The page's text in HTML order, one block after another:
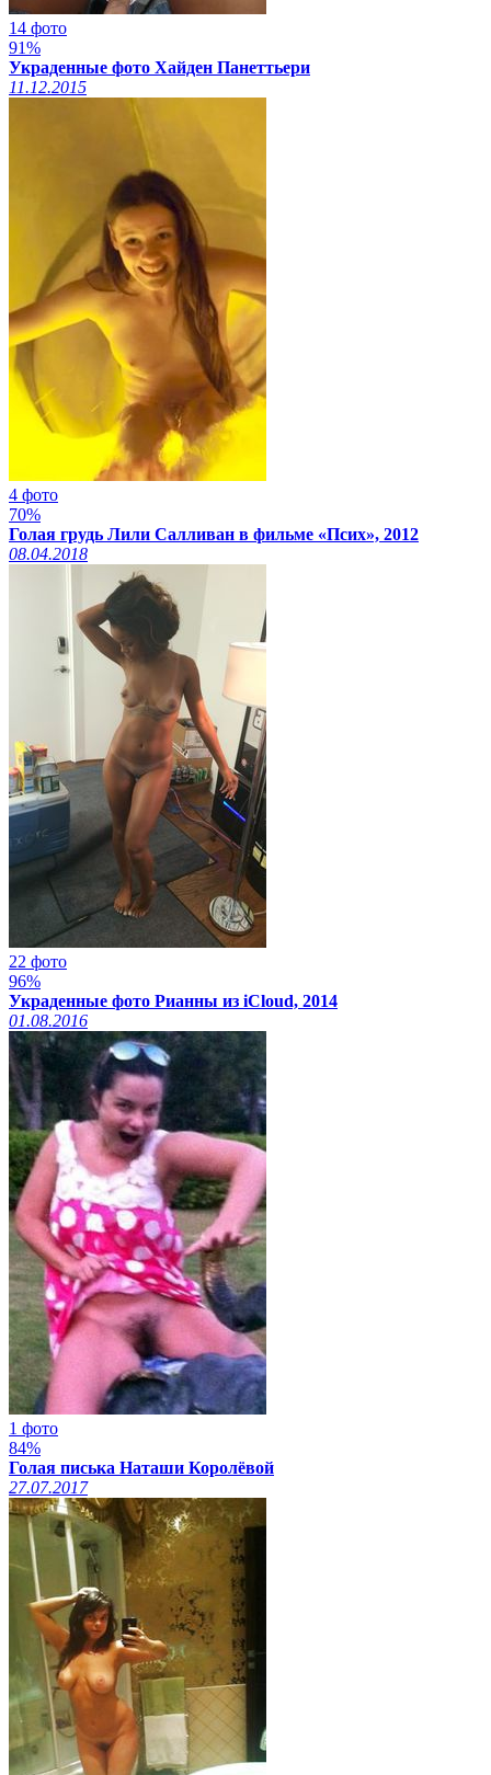
14 фото
91%
Украденные фото Хайден Панеттьери
11.12.2015
4 фото
70%
Голая грудь Лили Салливан в фильме «Псих», 2012
08.04.2018
22 фото
96%
Украденные фото Рианны из iCloud, 2014
01.08.2016
1 фото
84%
Голая писька Наташи Королёвой
27.07.2017